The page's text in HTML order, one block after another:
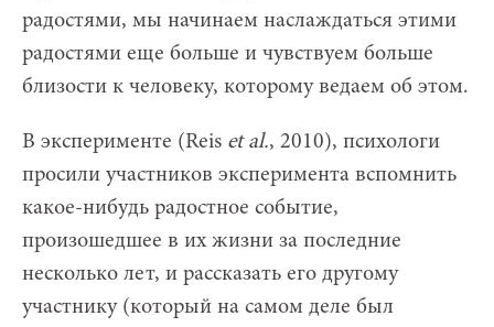
радостями, мы начинаем наслаждаться этими
радостями еще больше и чувствуем больше
близости к человеку, которому ведаем об этом.
В эксперименте (Reis et al., 2010), психологи
просили участников эксперимента вспомнить
какое-нибудь радостное событие,
произошедшее в их жизни за последние
несколько лет, и рассказать его другому
участнику (который на самом деле был